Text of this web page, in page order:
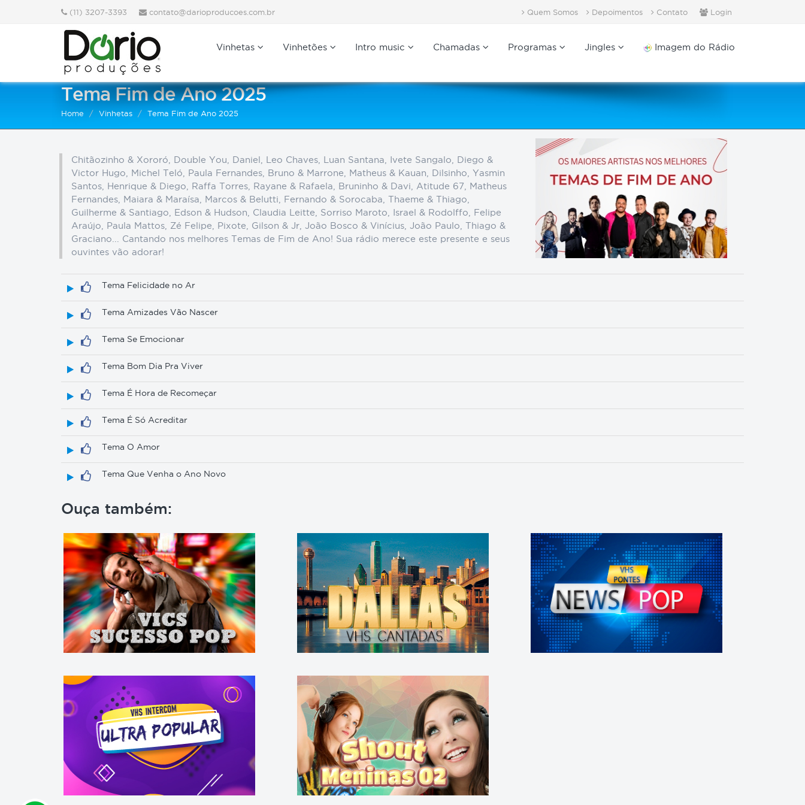
(11) 3207-3393 contato@darioproducoes.com.br Login
Quem Somos Depoimentos Contato
Vinhetas Vinhetões Intro music Chamadas Programas Jingles Imagem do Rádio
Tema Fim de Ano 2025
Home Vinhetas Tema Fim de Ano 2025
Chitãozinho & Xororó, Double You, Daniel, Leo Chaves, Luan Santana, Ivete Sangalo, Diego &
Victor Hugo, Michel Teló, Paula Fernandes, Bruno & Marrone, Matheus & Kauan, Dilsinho, Yasmin
Santos, Henrique & Diego, Raffa Torres, Rayane & Rafaela, Bruninho & Davi, Atitude 67, Matheus
Fernandes, Maiara & Maraísa, Marcos & Belutti, Fernando & Sorocaba, Thaeme & Thiago,
Guilherme & Santiago, Edson & Hudson, Claudia Leitte, Sorriso Maroto, Israel & Rodolffo, Felipe
Araújo, Paula Mattos, Zé Felipe, Pixote, Gilson & Jr, João Bosco & Vinícius, João Paulo, Thiago &
Graciano... Cantando nos melhores Temas de Fim de Ano! Sua rádio merece este presente e seus
ouvintes vão adorar!
Tema Felicidade no Ar
Tema Amizades Vão Nascer
Tema Se Emocionar
Tema Bom Dia Pra Viver
Tema É Hora de Recomeçar
Tema É Só Acreditar
Tema O Amor
Tema Que Venha o Ano Novo
Ouça também: